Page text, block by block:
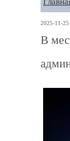
2025-11-
В